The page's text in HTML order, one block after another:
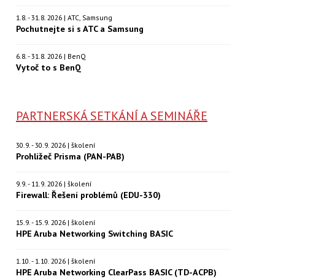
1.8. - 31.8. 2026 | ATC, Samsung
Pochutnejte si s ATC a Samsung
6.8. - 31.8. 2026 | BenQ
Vytoč to s BenQ
PARTNERSKÁ SETKÁNÍ A SEMINÁŘE
30.9. - 30.9. 2026 | školení
Prohlížeč Prisma (PAN-PAB)
9.9. - 11.9. 2026 | školení
Firewall: Řešení problémů (EDU-330)
15.9. - 15.9. 2026 | školení
HPE Aruba Networking Switching BASIC
1.10. - 1.10. 2026 | školení
HPE Aruba Networking ClearPass BASIC (TD-ACPB)